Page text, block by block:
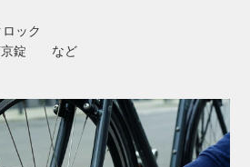
ック
南京錠 など